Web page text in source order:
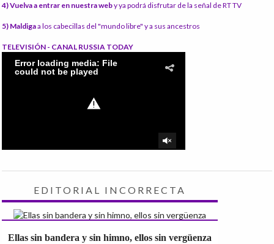
4) Vuelva a entrar en nuestra weby ya podrá disfrutar de la señal de RT TV
5) Maldigaa los cabecillas del "mundo libre" y a sus ancestros
TELEVISIÓN - CANAL RUSSIA TODAY
EDITORIAL INCORRECTA
Ellas sin bandera y sin himno, ellos sin vergüenza